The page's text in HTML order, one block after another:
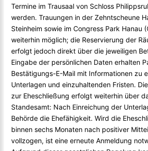
Termine im Trausaal von Schloss
werden. Trauungen in der Zehntscheune
Steinheim sowie im Congress Park Hanau
weiterhin möglich; die Reservierung der
erfolgt jedoch direkt über die jeweiligen
Eingabe der persönlichen Daten erhalten
Bestätigungs-E-Mail mit Informationen zu
Unterlagen und einzuhaltenden Fristen.
zur Eheschließung erfolgt weiterhin über
Standesamt: Nach Einreichung der
Behörde die Ehefähigkeit. Wird die
binnen sechs Monaten nach positiver
vollzogen, ist eine erneute Anmeldung